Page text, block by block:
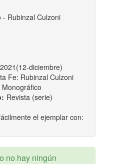
- Rubinzal Culzoni
2021(12-diciembre)
Fe: Rubinzal Culzoni
Monográfico
Revista (serie)
el ejemplar con:
no hay ningún